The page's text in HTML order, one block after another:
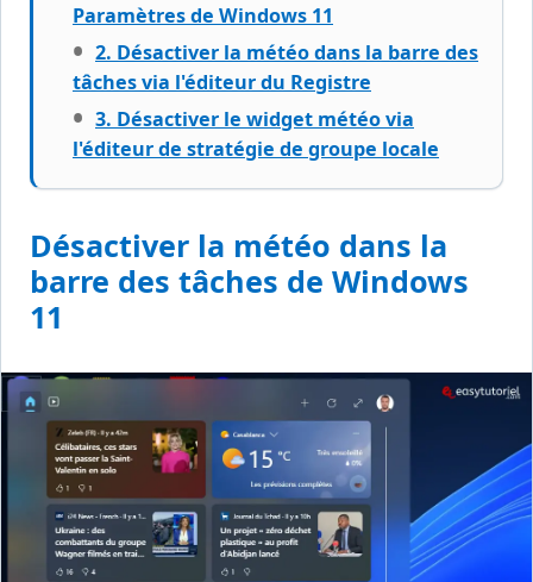
Paramètres de Windows 11
2. Désactiver la météo dans la barre des
tâches via l'éditeur du Registre
3. Désactiver le widget météo via
l'éditeur de stratégie de groupe locale
Désactiver la météo dans la
barre des tâches de Windows
11